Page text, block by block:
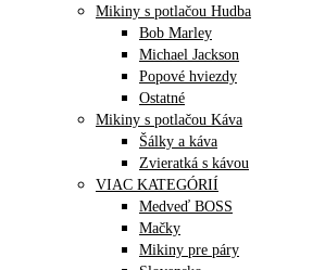
Mikiny s potlačou Hudba
Bob Marley
Michael Jackson
Popové hviezdy
Ostatné
Mikiny s potlačou Káva
Šálky a káva
Zvieratká s kávou
VIAC KATEGÓRIÍ
Medveď BOSS
Mačky
Mikiny pre páry